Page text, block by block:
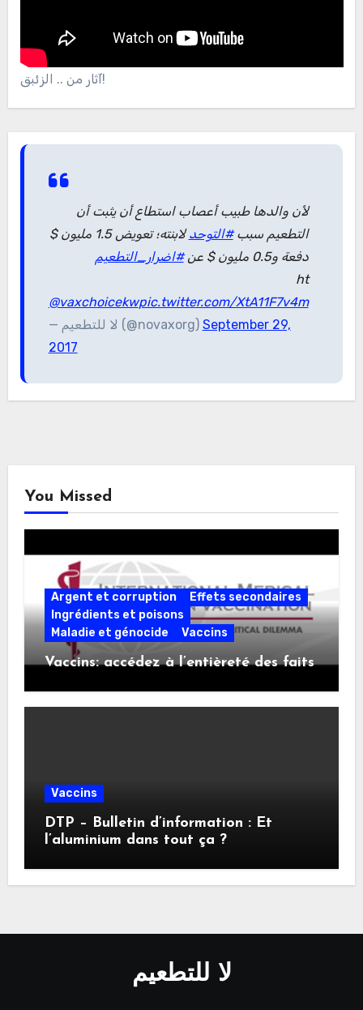
آثار من .. الزئبق!
لأن والدها طبيب أعصاب استطاع أن يثبت أن
التطعيم سبب#التوحد
لابنته؛ تعويض 1.5 مليون $
دفعة و0.5 مليون $ عن
#اضرار_التطعيم
ht
@vaxchoicekwpic.twitter.com/XtA11F7v4m
— لا للتطعيم (@novaxorg) September 29,
2017
You Missed
Argent et corruption
Effets secondaires
Ingrédients et poisons
Maladie et génocide
Vaccins
Vaccins: accédez à l’entièreté des faits
Vaccins
DTP – Bulletin d’information : Et
l’aluminium dans tout ça ?
لا للتطعيم